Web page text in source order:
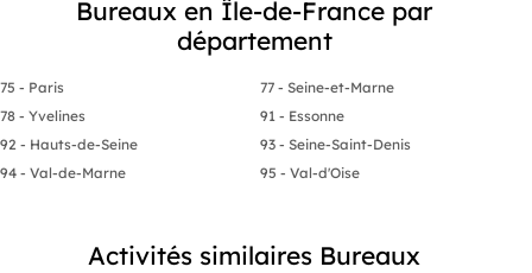
Bureaux en Île-de-France par
département
75 - Paris
77 - Seine-et-Marne
78 - Yvelines
91 - Essonne
92 - Hauts-de-Seine
93 - Seine-Saint-Denis
94 - Val-de-Marne
95 - Val-d'Oise
Activités similaires Bureaux